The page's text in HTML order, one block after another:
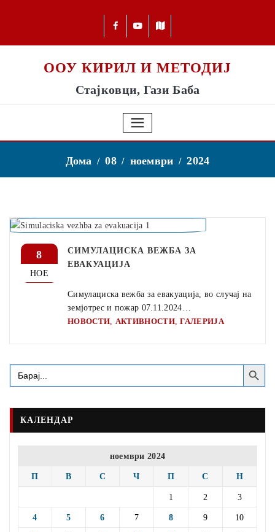
ООУ КИРИЛ И МЕТОДИЈ
Стајковци, Гази Баба
Дома 08 ноември 2024
8
НОЕ
СИМУЛАЦИСКА ВЕЖБА ЗА
ЕВАКУАЦИЈА
Симулациска вежба за евакуација, во случај на
земјотрес и пожар 07.11.2024…
НОВОСТИ АКТИВНОСТИ,ГАЛЕРИЈА
Search
for:
Search Button
КАЛЕНДАР
ноември 2024
П В С Ч П С Н
1 2 3
4 5 6 7 8 9 10